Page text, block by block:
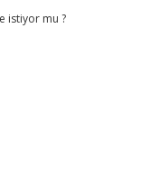
istiyor mu ?